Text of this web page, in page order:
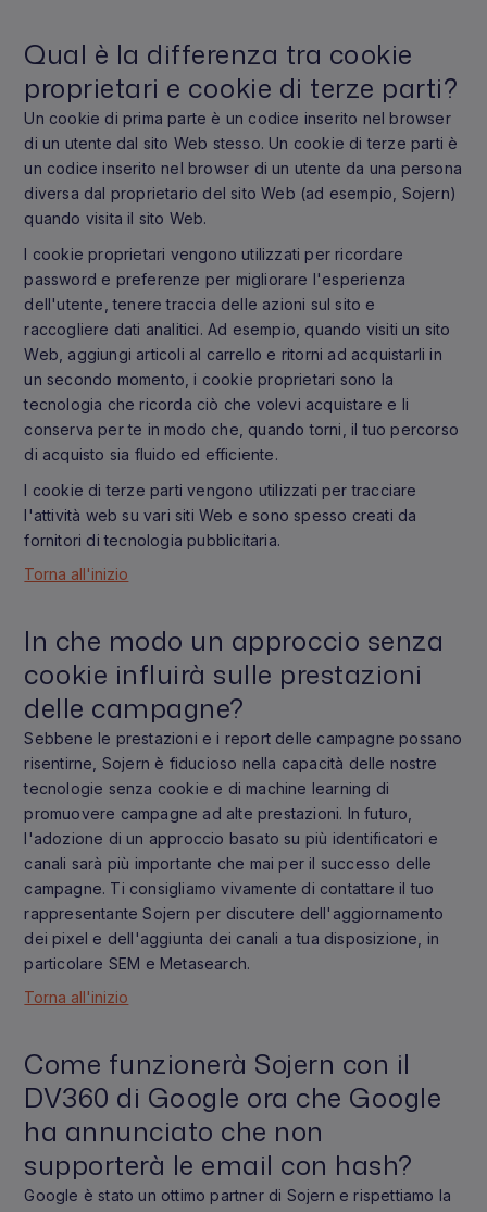
Qual è la differenza tra cookie
proprietari e cookie di terze parti?
Un cookie di prima parte è un codice inserito nel browser
di un utente dal sito Web stesso. Un cookie di terze parti è
un codice inserito nel browser di un utente da una persona
diversa dal proprietario del sito Web (ad esempio, Sojern)
quando visita il sito Web.
I cookie proprietari vengono utilizzati per ricordare
password e preferenze per migliorare l'esperienza
dell'utente, tenere traccia delle azioni sul sito e
raccogliere dati analitici. Ad esempio, quando visiti un sito
Web, aggiungi articoli al carrello e ritorni ad acquistarli in
un secondo momento, i cookie proprietari sono la
tecnologia che ricorda ciò che volevi acquistare e li
conserva per te in modo che, quando torni, il tuo percorso
di acquisto sia fluido ed efficiente.
I cookie di terze parti vengono utilizzati per tracciare
l'attività web su vari siti Web e sono spesso creati da
fornitori di tecnologia pubblicitaria.
Torna all'inizio
In che modo un approccio senza
cookie influirà sulle prestazioni
delle campagne?
Sebbene le prestazioni e i report delle campagne possano
risentirne, Sojern è fiducioso nella capacità delle nostre
tecnologie senza cookie e di machine learning di
promuovere campagne ad alte prestazioni. In futuro,
l'adozione di un approccio basato su più identificatori e
canali sarà più importante che mai per il successo delle
campagne. Ti consigliamo vivamente di contattare il tuo
rappresentante Sojern per discutere dell'aggiornamento
dei pixel e dell'aggiunta dei canali a tua disposizione, in
particolare SEM e Metasearch.
Torna all'inizio
Come funzionerà Sojern con il
DV360 di Google ora che Google
ha annunciato che non
supporterà le email con hash?
Google è stato un ottimo partner di Sojern e rispettiamo la